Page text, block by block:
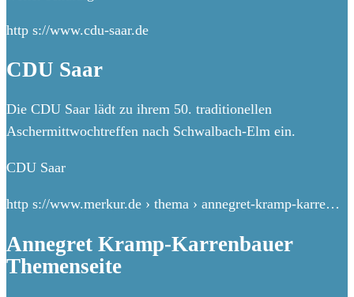
http s://www.cdu-saar.de
CDU Saar
Die CDU Saar lädt zu ihrem 50. traditionellen
Aschermittwochtreffen nach Schwalbach-Elm ein.
CDU Saar
http s://www.merkur.de › thema › annegret-kramp-karre…
Annegret Kramp-Karrenbauer
Themenseite